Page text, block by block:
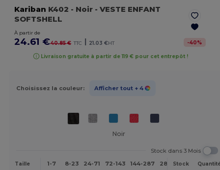
Kariban K402 - Noir - VESTE ENFANT
SOFTSHELL
À partir de
24.61 €40.85 € TTC | 21.03 €HT -40%
Livraison gratuite à partir de 119 € pour cet entrepôt !
Choisissez la couleur: Afficher tout + 4
Noir
Stock dans 3 Mois
Taille 1-7 8-23 24-71 72-143 144-287 288 + Plus
Stock